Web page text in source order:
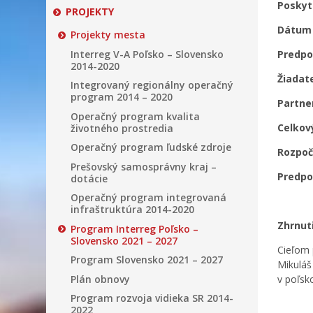
PROJEKTY
Projekty mesta
Interreg V-A Poľsko – Slovensko
2014-2020
Integrovaný regionálny operačný
program 2014 – 2020
Operačný program kvalita
životného prostredia
Operačný program ľudské zdroje
Prešovský samosprávny kraj –
dotácie
Operačný program integrovaná
infraštruktúra 2014-2020
Program Interreg Poľsko –
Slovensko 2021 – 2027
Program Slovensko 2021 – 2027
Plán obnovy
Program rozvoja vidieka SR 2014-
2022
Cieľom
v